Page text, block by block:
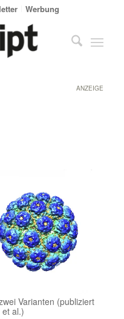
Werbung
ANZEIGE
Varianten (publiziert
al.)